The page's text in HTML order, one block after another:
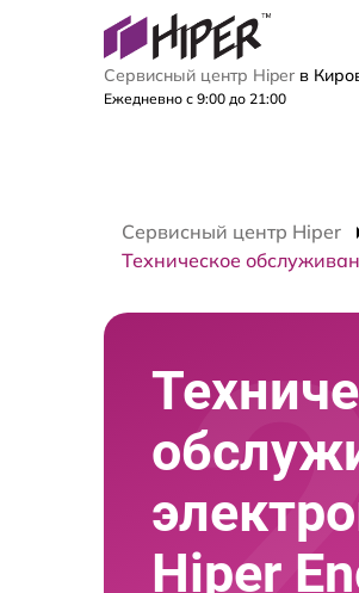
Сервисный центр Hiper в
Ежедневно с 9:00 до 21:00
Сервисный центр Hiper
Техническое
Hiper